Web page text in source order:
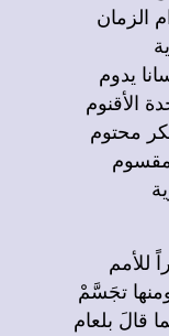
الزمان
الأقنوم
محتوم
تجَسَّمْ
قالَ بلعام